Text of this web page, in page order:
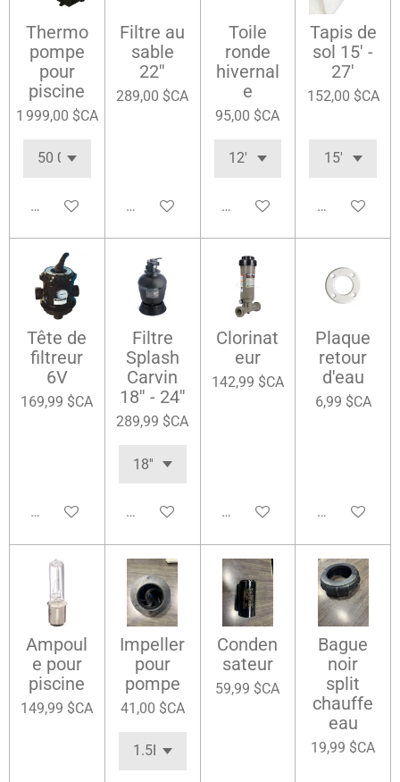
Thermo
pompe
pour
piscine
1 999,00 $CA
Ajouter au panier
Filtre au
sable
22''
289,00 $CA
Ajouter au panier
Toile
ronde
hivernal
e
95,00 $CA
Ajouter au panier
Tapis de
sol 15' -
27'
152,00 $CA
Ajouter au
Tête de
filtreur
6V
169,99 $CA
Ajouter au panier
Filtre
Splash
Carvin
18'' - 24''
289,99 $CA
Ajouter au panier
Clorinat
eur
142,99 $CA
Ajouter au panier
Plaque
retour
d'eau
6,99 $CA
Ajouter au
Ampoul
e pour
piscine
149,99 $CA
Impeller
pour
pompe
41,00 $CA
Conden
sateur
59,99 $CA
Bague
noir
split
chauffe
eau
19,99 $CA